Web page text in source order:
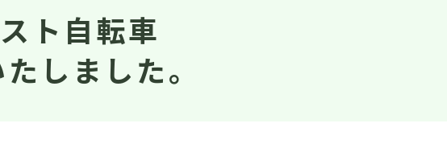
ト自転車
しました。